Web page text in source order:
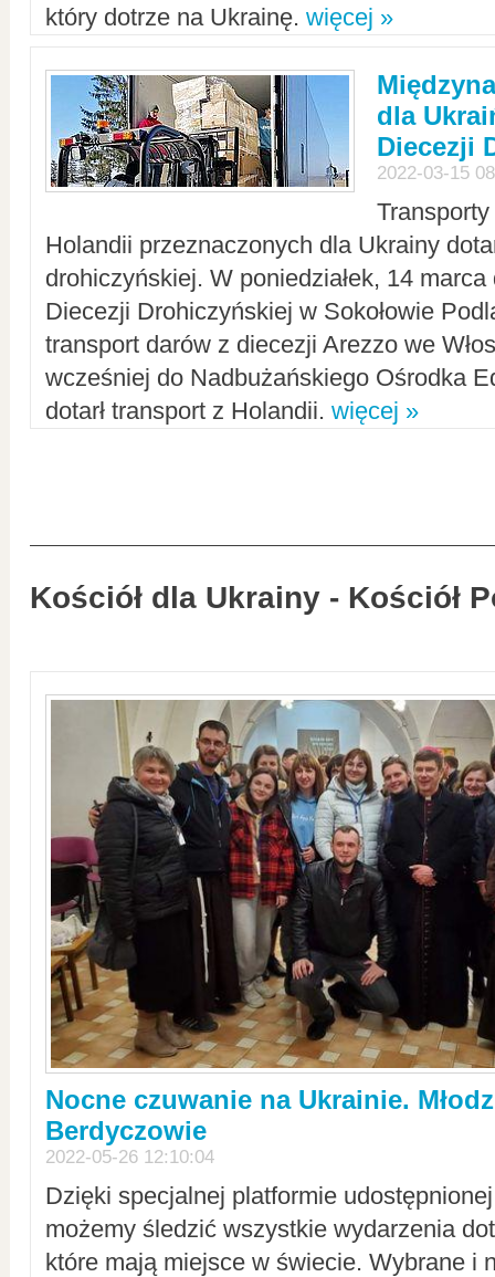
który dotrze na Ukrainę. więcej »
dla
Diecezji
2022-03-15
Holandii przeznaczonych dla Ukrainy
drohiczyńskiej. W poniedziałek, 14
Diecezji Drohiczyńskiej w Sokołowie
transport darów z diecezji Arezzo we
wcześniej do Nadbużańskiego Ośrodka
dotarł transport z Holandii. więcej »
Kościół dla Ukrainy - Kościół
Nocne czuwanie na Ukrainie.
Berdyczowie
2022-05-26 12:10:04
Dzięki specjalnej platformie
możemy śledzić wszystkie wydarzenia
które mają miejsce w świecie. Wybrane i